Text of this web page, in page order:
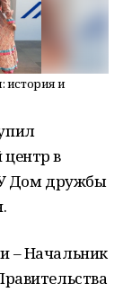
история и
в
Дом дружбы
– Начальник